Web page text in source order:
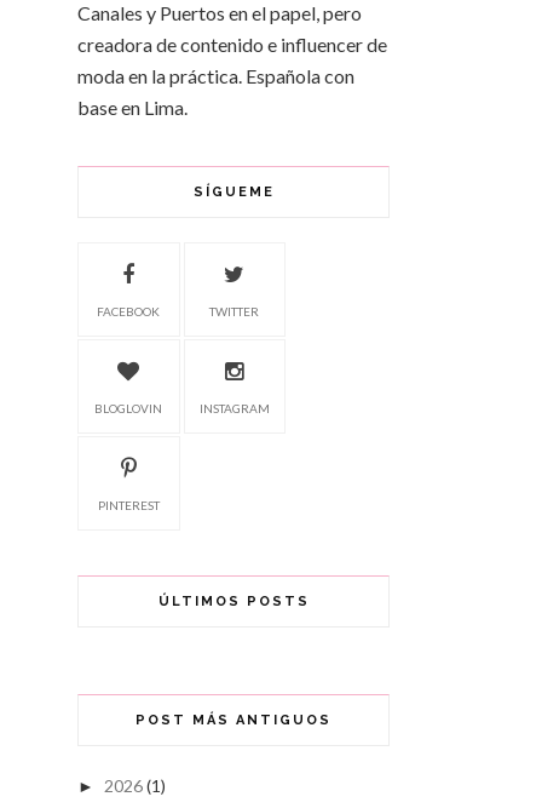
Canales y Puertos en el papel, pero
creadora de contenido e influencer de
moda en la práctica. Española con
base en Lima.
SÍGUEME
FACEBOOK TWITTER
BLOGLOVIN INSTAGRAM
PINTEREST
ÚLTIMOS POSTS
POST MÁS ANTIGUOS
► 2026(1)